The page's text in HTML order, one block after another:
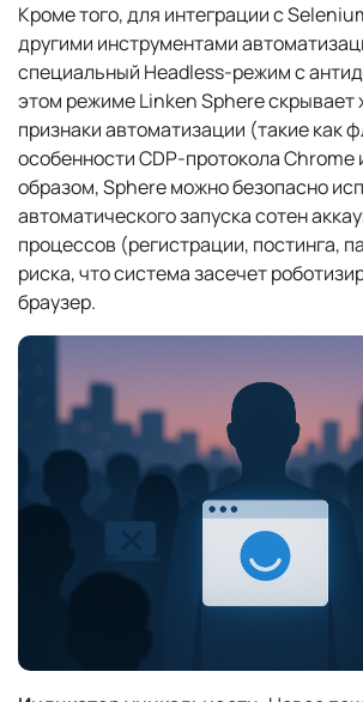
Кроме того, для интеграции с
другими инструментами
специальный Headless-режим с
этом режиме Linken Sphere скрывает
признаки автоматизации (такие как
особенности CDP-протокола Chrome
образом, Sphere можно безопасно
автоматического запуска сотен
процессов (регистрации, постинга,
риска, что система засечет
браузер.